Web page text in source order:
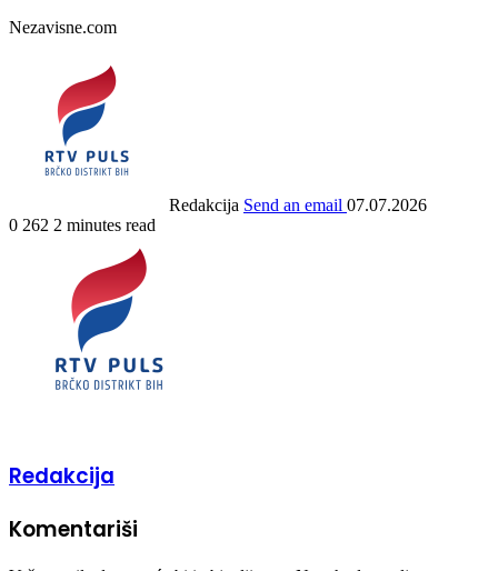
Nezavisne.com
Redakcija Send an email 07.07.2026
0 262 2 minutes read
Redakcija
Komentariši